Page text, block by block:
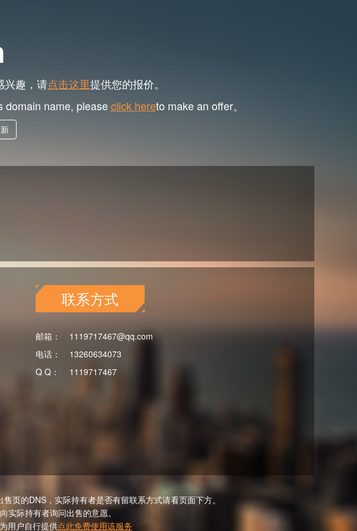
兴趣，请点击这里提供您的报价。
domain name, pleaseclick hereto make an offer。
联系方式
邮箱：
1119717467@qq.com
电话：
13260634073
Q Q：
1119717467
页的DNS，实际持有者是否有留联系方式请看页面下方。
实际持有者询问出售的意愿。
用户自行提供点此免费使用该服务